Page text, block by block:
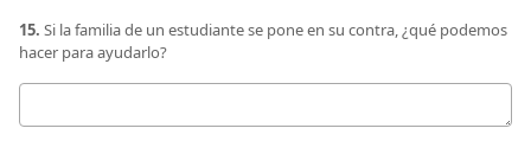
15. Si la familia de un estudiante se pone en su contra, ¿qué podemos
hacer para ayudarlo?